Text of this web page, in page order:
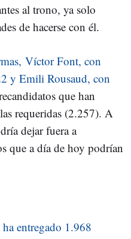
al trono, ya solo
de hacerse con él.
Víctor Font, con
y Emili Rousaud, con
que han
requeridas (2.257). A
dejar fuera a
que a día de hoy podrían
entregado 1.968